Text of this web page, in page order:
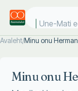
Une-Mati
Avaleht/Minu onu
Minu onu